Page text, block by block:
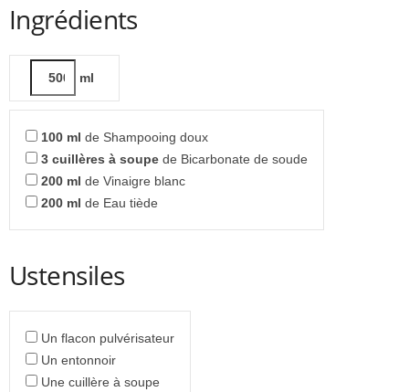
Ingrédients
ml
100 ml de Shampooing doux
3 cuillères à soupe de Bicarbonate de soude
200 ml de Vinaigre blanc
200 ml de Eau tiède
Ustensiles
Un flacon pulvérisateur
Un entonnoir
Une cuillère à soupe